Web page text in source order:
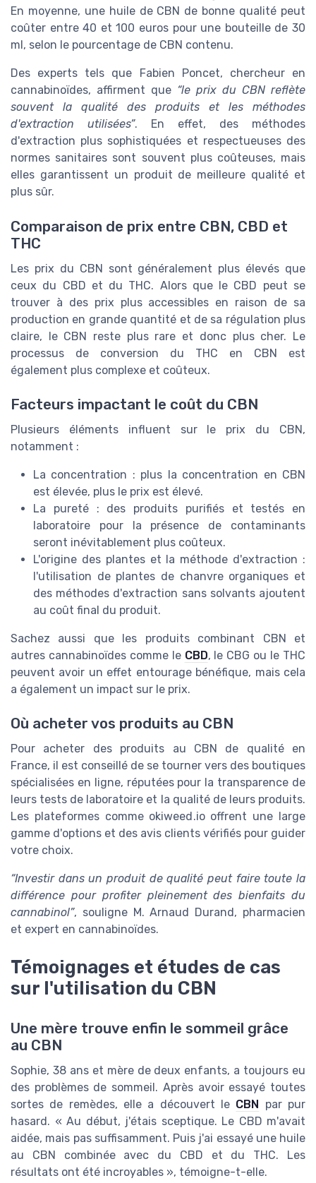
En moyenne, une huile de CBN de bonne qualité peut
coûter entre 40 et 100 euros pour une bouteille de 30
ml, selon le pourcentage de CBN contenu.
Des experts tels que Fabien Poncet, chercheur en
cannabinoïdes, affirment que “le prix du CBN reflète
souvent la qualité des produits et les méthodes
d'extraction utilisées”. En effet, des méthodes
d'extraction plus sophistiquées et respectueuses des
normes sanitaires sont souvent plus coûteuses, mais
elles garantissent un produit de meilleure qualité et
plus sûr.
Comparaison de prix entre CBN, CBD et
THC
Les prix du CBN sont généralement plus élevés que
ceux du CBD et du THC. Alors que le CBD peut se
trouver à des prix plus accessibles en raison de sa
production en grande quantité et de sa régulation plus
claire, le CBN reste plus rare et donc plus cher. Le
processus de conversion du THC en CBN est
également plus complexe et coûteux.
Facteurs impactant le coût du CBN
Plusieurs éléments influent sur le prix du CBN,
notamment :
La concentration : plus la concentration en CBN
est élevée, plus le prix est élevé.
La pureté : des produits purifiés et testés en
laboratoire pour la présence de contaminants
seront inévitablement plus coûteux.
L'origine des plantes et la méthode d'extraction :
l'utilisation de plantes de chanvre organiques et
des méthodes d'extraction sans solvants ajoutent
au coût final du produit.
Sachez aussi que les produits combinant CBN et
autres cannabinoïdes comme le CBD, le CBG ou le THC
peuvent avoir un effet entourage bénéfique, mais cela
a également un impact sur le prix.
Où acheter vos produits au CBN
Pour acheter des produits au CBN de qualité en
France, il est conseillé de se tourner vers des boutiques
spécialisées en ligne, réputées pour la transparence de
leurs tests de laboratoire et la qualité de leurs produits.
Les plateformes comme okiweed.io offrent une large
gamme d'options et des avis clients vérifiés pour guider
votre choix.
“Investir dans un produit de qualité peut faire toute la
différence pour profiter pleinement des bienfaits du
cannabinol”, souligne M. Arnaud Durand, pharmacien
et expert en cannabinoïdes.
Témoignages et études de cas
sur l'utilisation du CBN
Une mère trouve enfin le sommeil grâce
au CBN
Sophie, 38 ans et mère de deux enfants, a toujours eu
des problèmes de sommeil. Après avoir essayé toutes
sortes de remèdes, elle a découvert le CBN par pur
hasard. « Au début, j'étais sceptique. Le CBD m'avait
aidée, mais pas suffisamment. Puis j'ai essayé une huile
au CBN combinée avec du CBD et du THC. Les
résultats ont été incroyables », témoigne-t-elle.